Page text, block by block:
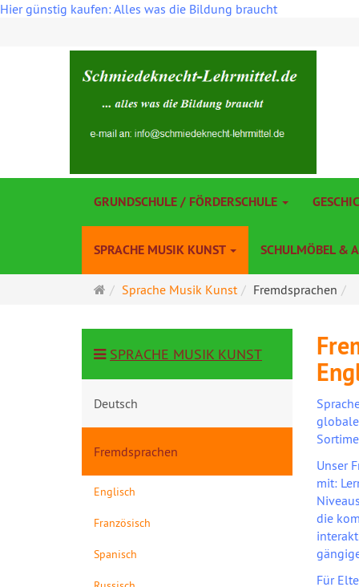
Hier günstig kaufen: Alles was die Bildung braucht
GRUNDSCHULE / FÖRDERSCHULE
SPRACHE MUSIK KUNST SCHULMÖBEL &
Startseite
Sprache Musik Kunst Fremdsprachen
Unser
mit:
die
Für
SPRACHE MUSIK KUNST
Deutsch
Fremdsprachen
Englisch
Französisch
Spanisch